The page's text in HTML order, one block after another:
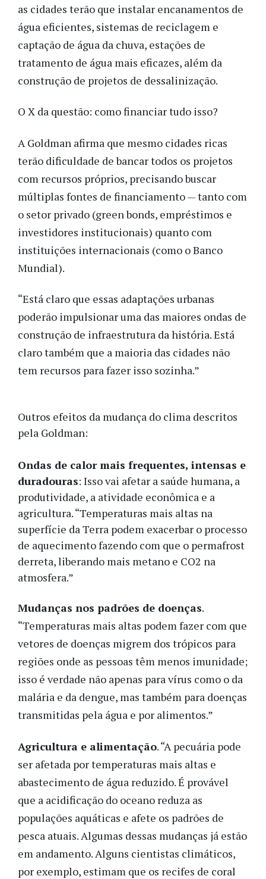
as cidades terão que instalar encanamentos de
água eficientes, sistemas de reciclagem e
captação de água da chuva, estações de
tratamento de água mais eficazes, além da
construção de projetos de dessalinização.
O X da questão: como financiar tudo isso?
A Goldman afirma que mesmo cidades ricas
terão dificuldade de bancar todos os projetos
com recursos próprios, precisando buscar
múltiplas fontes de financiamento — tanto com
o setor privado (green bonds, empréstimos e
investidores institucionais) quanto com
instituições internacionais (como o Banco
Mundial).
“Está claro que essas adaptações urbanas
poderão impulsionar uma das maiores ondas de
construção de infraestrutura da história. Está
claro também que a maioria das cidades não
tem recursos para fazer isso sozinha.”
Outros efeitos da mudança do clima descritos
pela Goldman:
Ondas de calor mais frequentes, intensas e
duradouras: Isso vai afetar a saúde humana, a
produtividade, a atividade econômica e a
agricultura. “Temperaturas mais altas na
superfície da Terra podem exacerbar o processo
de aquecimento fazendo com que o permafrost
derreta, liberando mais metano e CO2 na
atmosfera.”
Mudanças nos padrões de doenças.
“Temperaturas mais altas podem fazer com que
vetores de doenças migrem dos trópicos para
regiões onde as pessoas têm menos imunidade;
isso é verdade não apenas para vírus como o da
malária e da dengue, mas também para doenças
transmitidas pela água e por alimentos.”
Agricultura e alimentação. “A pecuária pode
ser afetada por temperaturas mais altas e
abastecimento de água reduzido. É provável
que a acidificação do oceano reduza as
populações aquáticas e afete os padrões de
pesca atuais. Algumas dessas mudanças já estão
em andamento. Alguns cientistas climáticos,
por exemplo, estimam que os recifes de coral